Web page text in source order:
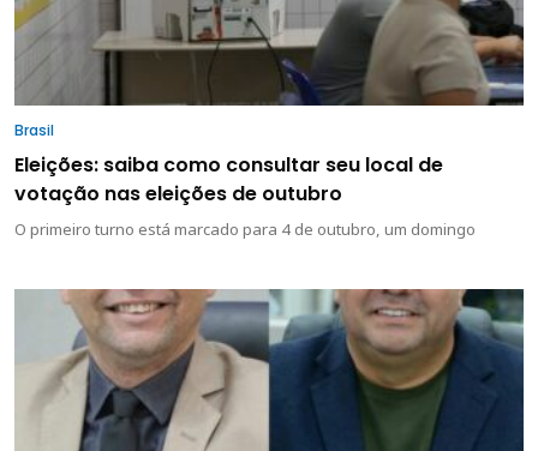
Brasil
Eleições: saiba como consultar seu local de
votação nas eleições de outubro
O primeiro turno está marcado para 4 de outubro, um domingo